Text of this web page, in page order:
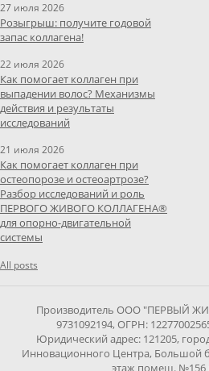
27 июля 2026
Розыгрыш: получите годовой
запас коллагена!
22 июля 2026
Как помогает коллаген при
выпадении волос? Механизмы
действия и результаты
исследований
21 июля 2026
Как помогает коллаген при
остеопорозе и остеоартрозе?
Разбор исследований и роль
ПЕРВОГО ЖИВОГО КОЛЛАГЕНА®
для опорно-двигательной
системы
All posts
Производитель ООО "ПЕРВЫЙ
9731092194, ОГРН:
Юридический адрес: 121205,
Инновационного Центра, Большой
этаж помещ.